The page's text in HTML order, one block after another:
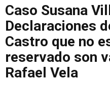
Caso Susana
Declaraciones
Castro que no
reservado son
Rafael Vela